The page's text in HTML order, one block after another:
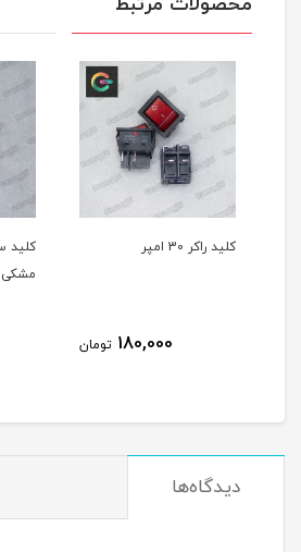
کلید راکر 30 امپر
180,000 تومان
کلید
مشکی
دیدگاه‌ها